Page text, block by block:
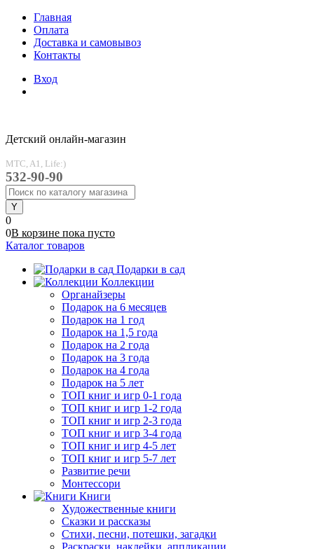
Главная
Оплата
Доставка и самовывоз
Контакты
Вход
Детский онлайн-магазин
MTC, A1, Life:)
532-90-90
0
0В корзине пока пусто
Каталог товаров
Подарки в сад
Коллекции
Органайзеры
Подарок на 6 месяцев
Подарок на 1 год
Подарок на 1,5 года
Подарок на 2 года
Подарок на 3 года
Подарок на 4 года
Подарок на 5 лет
ТОП книг и игр 0-1 года
ТОП книг и игр 1-2 года
ТОП книг и игр 2-3 года
ТОП книг и игр 3-4 года
ТОП книг и игр 4-5 лет
ТОП книг и игр 5-7 лет
Развитие речи
Монтессори
Книги
Художественные книги
Сказки и рассказы
Стихи, песни, потешки, загадки
Раскраски, наклейки, аппликации